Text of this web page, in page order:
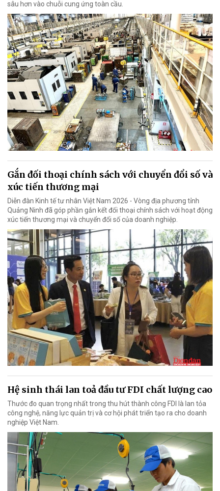
sâu hơn vào chuỗi cung ứng toàn cầu.
Gắn đối thoại chính sách với chuyển đổi số và
xúc tiến thương mại
Diễn đàn Kinh tế tư nhân Việt Nam 2026 - Vòng địa phương tỉnh
Quảng Ninh đã góp phần gắn kết đối thoại chính sách với hoạt động
xúc tiến thương mại và chuyển đổi số của doanh nghiệp.
Hệ sinh thái lan toả đầu tư FDI chất lượng cao
Thước đo quan trọng nhất trong thu hút thành công FDI là lan tỏa
công nghệ, năng lực quản trị và cơ hội phát triển tạo ra cho doanh
nghiệp Việt Nam.